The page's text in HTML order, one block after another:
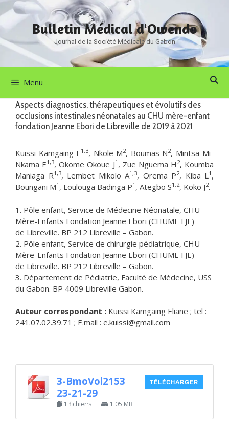
Aller
au
contenu
Bulletin Médical d'Owendo
Journal de la Société Médicale du Gabon
Menu
Aspects diagnostics, thérapeutiques et évolutifs des
occlusions intestinales néonatales au CHU mère-enfant
fondation Jeanne Ebori de Libreville de 2019 à 2021
Kuissi Kamgaing E1,3, Nkole M2, Boumas N2, Mintsa-Mi-
Nkama E1,3, Okome Okoue J1 , Zue Nguema H 2, Koumba
Maniaga R1,3, Lembet Mikolo A1,3, Orema P2, Kiba L1 ,
Boungani M1 , Loulouga Badinga P1 , Ategbo S1,2, Koko J2.
1. Pôle enfant, Service de Médecine Néonatale, CHU
Mère-Enfants Fondation Jeanne Ebori (CHUME FJE)
de Libreville. BP 212 Libreville – Gabon.
2. Pôle enfant, Service de chirurgie pédiatrique, CHU
Mère-Enfants Fondation Jeanne Ebori (CHUME FJE)
de Libreville. BP 212 Libreville – Gabon.
3. Département de Pédiatrie, Faculté de Médecine, USS
du Gabon. BP 4009 Libreville Gabon.
Auteur correspondant : Kuissi Kamgaing Eliane ; tel :
241.07.02.39.71 ; E.mail : e.kuissi@gmail.com
3-BmoVol2153
23-21-29
1 fichier·s 1.05 MB
TÉLÉCHARGER